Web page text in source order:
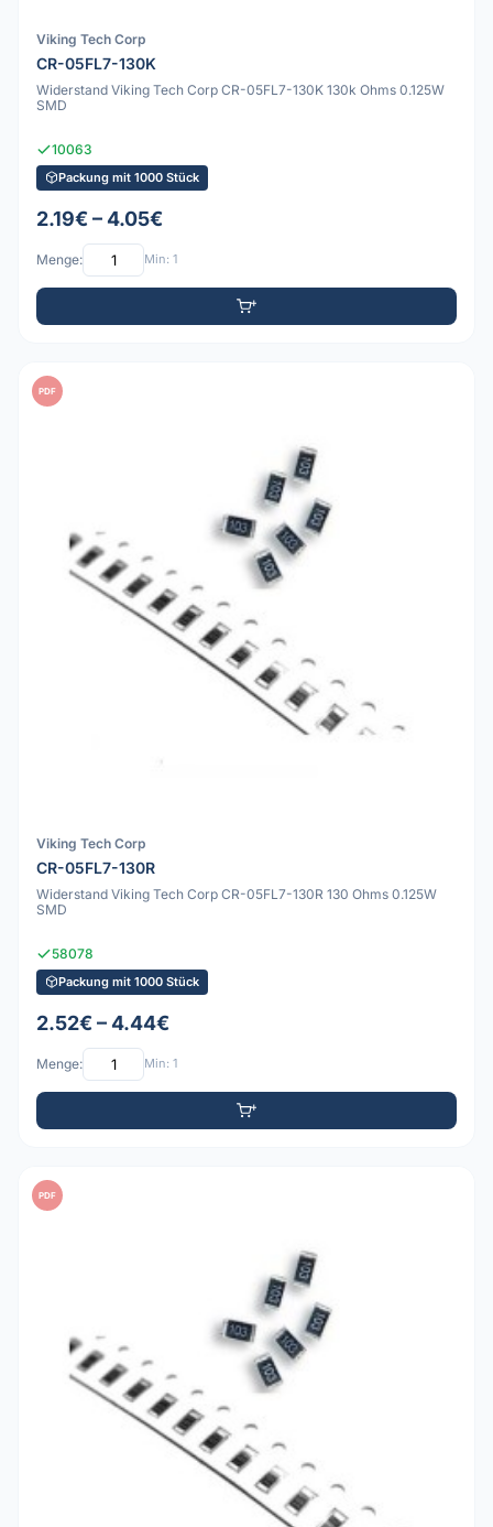
Viking Tech Corp
CR-05FL7-130K
Widerstand Viking Tech Corp CR-05FL7-130K 130k Ohms 0.125W
SMD
10063
Packung mit 1000 Stück
2.19€ – 4.05€
Menge: Min: 1
PDF
Viking Tech Corp
CR-05FL7-130R
Widerstand Viking Tech Corp CR-05FL7-130R 130 Ohms 0.125W
SMD
58078
Packung mit 1000 Stück
2.52€ – 4.44€
Menge: Min: 1
PDF